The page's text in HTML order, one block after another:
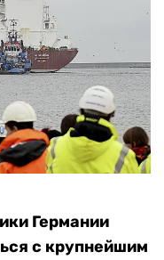
Германии
с крупнейшим